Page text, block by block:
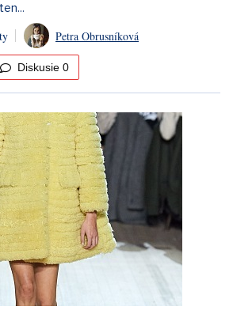
Petra Obrusníková
Diskusie 0